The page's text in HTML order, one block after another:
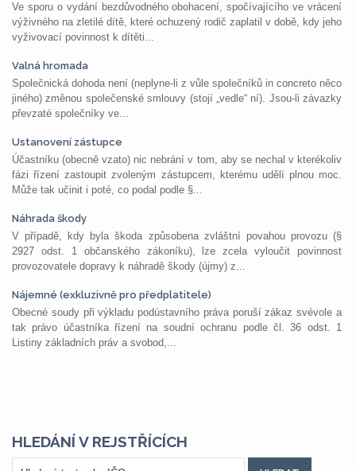
Ve sporu o vydání bezdůvodného obohacení, spočívajícího ve vrácení
výživného na zletilé dítě, které ochuzený rodič zaplatil v době, kdy jeho
vyživovací povinnost k dítěti...
Valná hromada
Společnická dohoda není (neplyne-li z vůle společníků in concreto něco
jiného) změnou společenské smlouvy (stojí „vedle“ ní). Jsou-li závazky
převzaté společníky ve...
Ustanovení zástupce
Účastníku (obecně vzato) nic nebrání v tom, aby se nechal v kterékoliv
fázi řízení zastoupit zvoleným zástupcem, kterému udělí plnou moc.
Může tak učinit i poté, co podal podle §...
Náhrada škody
V případě, kdy byla škoda způsobena zvláštní povahou provozu (§
2927 odst. 1 občanského zákoníku), lze zcela vyloučit povinnost
provozovatele dopravy k náhradě škody (újmy) z...
Nájemné (exkluzivně pro předplatitele)
Obecné soudy při výkladu podústavního práva poruší zákaz svévole a
tak právo účastníka řízení na soudní ochranu podle čl. 36 odst. 1
Listiny základních práv a svobod,...
HLEDÁNÍ V REJSTŘÍCÍCH